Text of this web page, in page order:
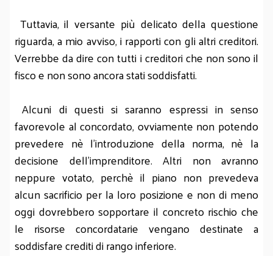
Tuttavia, il versante più delicato della questione
riguarda, a mio avviso, i rapporti con gli altri creditori.
Verrebbe da dire con tutti i creditori che non sono il
fisco e non sono ancora stati soddisfatti.
Alcuni di questi si saranno espressi in senso
favorevole al concordato, ovviamente non potendo
prevedere nè l'introduzione della norma, nè la
decisione dell'imprenditore. Altri non avranno
neppure votato, perchè il piano non prevedeva
alcun sacrificio per la loro posizione e non di meno
oggi dovrebbero sopportare il concreto rischio che
le risorse concordatarie vengano destinate a
soddisfare crediti di rango inferiore.